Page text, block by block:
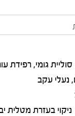
סוליית גומי, רפידת
, נעלי עקב
ניקוי בעזרת מטלית